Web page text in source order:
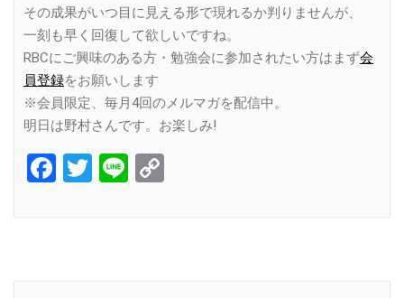
その成果がいつ目に見える形で現れるか判りませんが、
一刻も早く回復して欲しいですね。
RBCにご興味のある方・勉強会に参加されたい方はまず会
員登録をお願いします
※会員限定、毎月4回のメルマガを配信中。
明日は野村さんです。お楽しみ!
Facebook
Twitter
Line